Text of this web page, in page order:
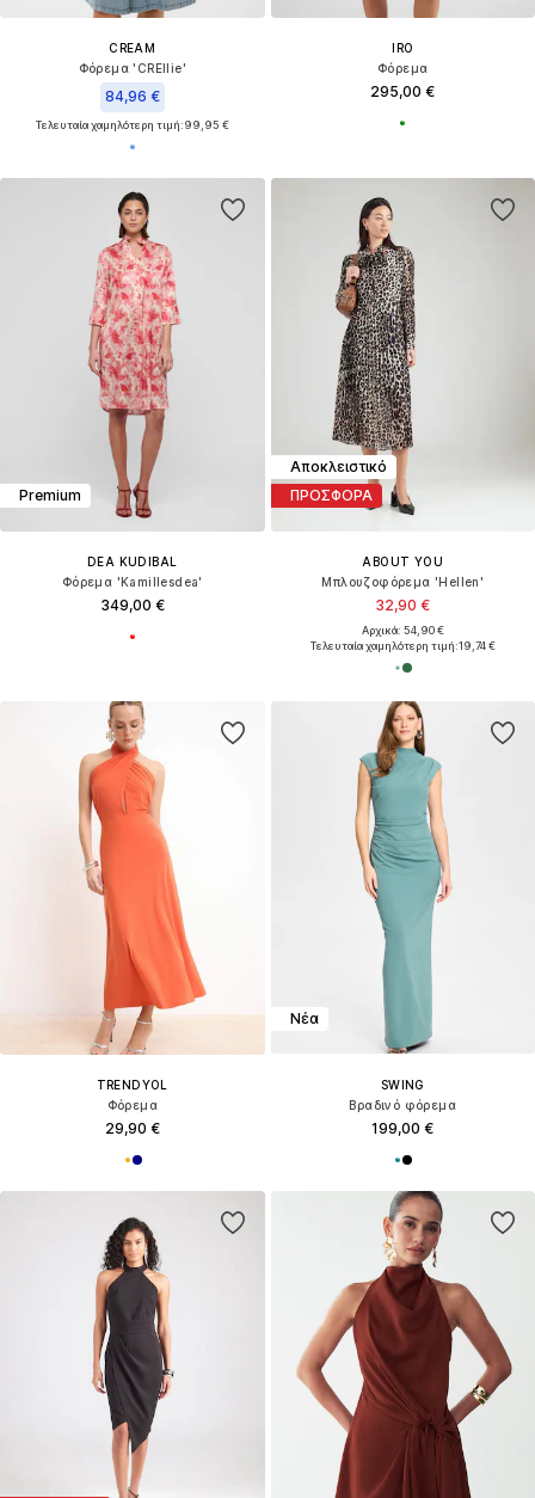
CREAM
Φόρεμα 'CREllie'
84,96 €
Τελευταία χαμηλότερη τιμή:99,95 €
IRO
Φόρεμα
295,00 €
Premium
DEA KUDIBAL
Φόρεμα 'Kamillesdea'
349,00 €
Αποκλειστικό
ΠΡΟΣΦΟΡΑ
ABOUT YOU
Μπλουζοφόρεμα 'Hellen'
32,90 €
Αρχικά: 54,90 €
Τελευταία χαμηλότερη τιμή:19,74 €
TRENDYOL
Φόρεμα
29,90 €
Νέα
SWING
Βραδινό φόρεμα
199,00 €